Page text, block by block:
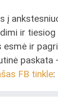
į
ir
ir
FB tinkle: